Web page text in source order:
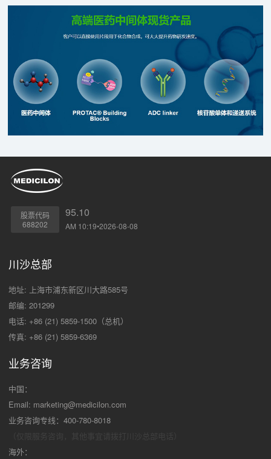
专家、共享投资机遇，融合全球资源，促进我国生物医药产业
股票代码
688202
95.10
AM 10:19•2026-08-08
川沙总部
地址: 上海市浦东新区川大路585号
邮编: 201299
电话: +86 (21) 5859-1500（总机）
传真: +86 (21) 5859-6369
业务咨询
中国：
Email: marketing@medicilon.com
业务咨询专线：400-780-8018
海外：